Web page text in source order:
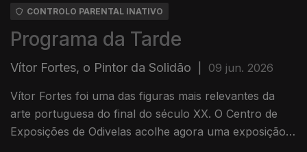
CONTROLO PARENTAL INATIVO
Programa da Tarde
Vítor Fortes, o Pintor da Solidão 09 jun. 2026
Vítor Fortes foi uma das figuras mais relevantes da
arte portuguesa do final do século XX. O Centro de
Exposições de Odivelas acolhe agora uma exposição